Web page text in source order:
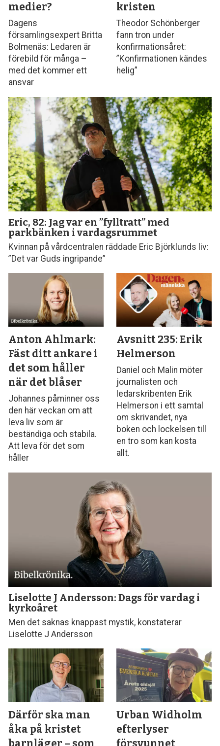
medier?
Dagens
församlingsexpert Britta
Bolmenäs: Ledaren är
förebild för många –
med det kommer ett
ansvar
kristen
Theodor Schönberger
fann tron under
konfirmationsåret:
”Konfirmationen kändes
helig”
Eric, 82: Jag var en ”fylltratt” med
parkbänken i vardagsrummet
Kvinnan på vårdcentralen räddade Eric Björklunds liv:
”Det var Guds ingripande”
Anton Ahlmark:
Fäst ditt ankare i
det som håller
när det blåser
Johannes påminner oss
den här veckan om att
leva liv som är
beständiga och stabila.
Att leva för det som
håller
Avsnitt 235: Erik
Helmerson
Daniel och Malin möter
journalisten och
ledarskribenten Erik
Helmerson i ett samtal
om skrivandet, nya
boken och lockelsen till
en tro som kan kosta
allt.
Liselotte J Andersson: Dags för vardag i
kyrkoåret
Men det saknas knappast mystik, konstaterar
Liselotte J Andersson
Därför ska man
åka på kristet
Urban Widholm
efterlyser